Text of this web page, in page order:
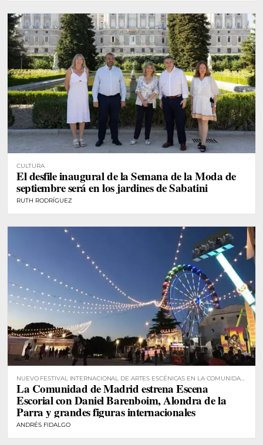
CULTURA
El desfile inaugural de la Semana de la Moda de
septiembre será en los jardines de Sabatini
RUTH RODRÍGUEZ
NUEVO FESTIVAL INTERNACIONAL DE ARTES ESCÉNICAS EN LA COMUNIDAD
DE MADRID
La Comunidad de Madrid estrena Escena
Escorial con Daniel Barenboim, Alondra de la
Parra y grandes figuras internacionales
ANDRÉS FIDALGO